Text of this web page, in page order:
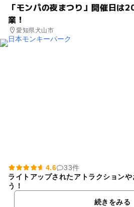
「モンパの夜まつり」開催日は
業！
愛知県犬山市
4.6
33件
ライトアップされたアトラクション
う！
続きをみる